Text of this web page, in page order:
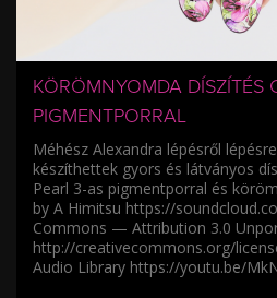
KÖRÖMNYOMDA DÍSZÍTÉS
PIGMENTPORRAL
Méhész Alexandra lépésről
készíthettek gyors és látványos
Pearl 3-as pigmentporral és
by A Himitsu https://
Commons — Attribution 3.0
http://creativecommons.org/
Audio Library https://youtu.be/